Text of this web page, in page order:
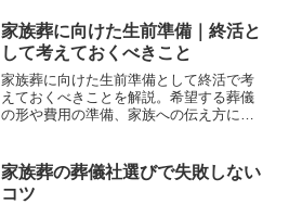
家族葬に向けた生前準備｜終活と
して考えておくべきこと
家族葬に向けた生前準備として終活で考
えておくべきことを解説。希望する葬儀
の形や費用の準備、家族への伝え方につ
家族葬の葬儀社選びで失敗しない
コツ